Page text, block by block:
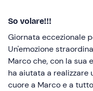
So volare!!!
Giornata eccezionale
Un'emozione
Marco che, con la sua
ha aiutata a realizzare
cuore a Marco e a